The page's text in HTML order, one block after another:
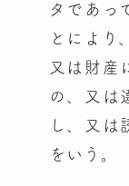
タであっ
とにより
又は財産
の、又は
し、又は
をいう。